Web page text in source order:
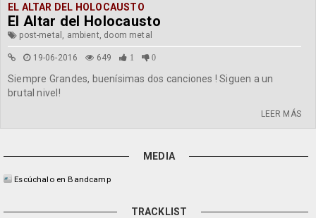
EL ALTAR DEL HOLOCAUSTO
El Altar del Holocausto
post-metal, ambient, doom metal
19-06-2016 649 1 0
Siempre Grandes, buenísimas dos canciones ! Siguen a un
brutal nivel!
LEER MÁS
MEDIA
Escúchalo en Bandcamp
TRACKLIST